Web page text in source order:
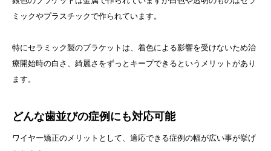
ミックやプラスチックで作られています。
特にセラミック製のブラケットは、着色による影響を受けないため治
療開始時の白さ、綺麗さをずっとキープできるというメリットがあり
ます。
どんな歯並びの症例にも対応可能
ワイヤー矯正のメリットとして、適応できる症例の幅が広い事が挙げ